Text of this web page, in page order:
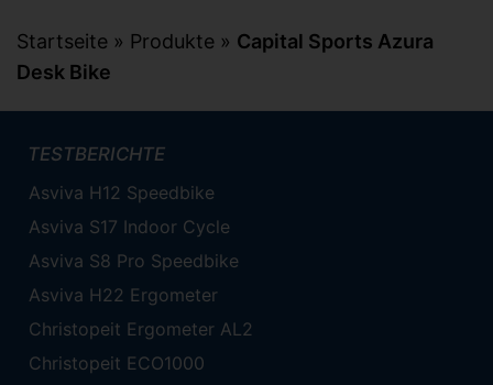
Startseite » Produkte » Capital Sports Azura
Desk Bike
TESTBERICHTE
Asviva H12 Speedbike
Asviva S17 Indoor Cycle
Asviva S8 Pro Speedbike
Asviva H22 Ergometer
Christopeit Ergometer AL2
Christopeit ECO1000